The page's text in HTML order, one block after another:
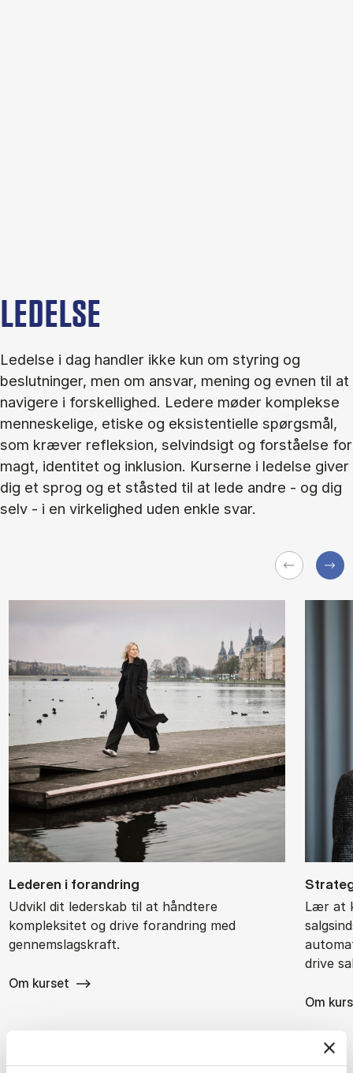
LEDELSE
Ledelse i dag handler ikke kun om styring og
beslutninger, men om ansvar, mening og evnen til at
navigere i forskellighed. Ledere møder komplekse
menneskelige, etiske og eksistentielle spørgsmål,
som kræver refleksion, selvindsigt og forståelse for
magt, identitet og inklusion. Kurserne i ledelse giver
dig et sprog og et ståsted til at lede andre - og dig
selv - i en virkelighed uden enkle svar.
Le­de­ren i for­an­dring
Udvikl dit lederskab til at håndtere
kompleksitet og drive forandring med
gennemslagskraft.
Om kurset
Lær at
drive
Om